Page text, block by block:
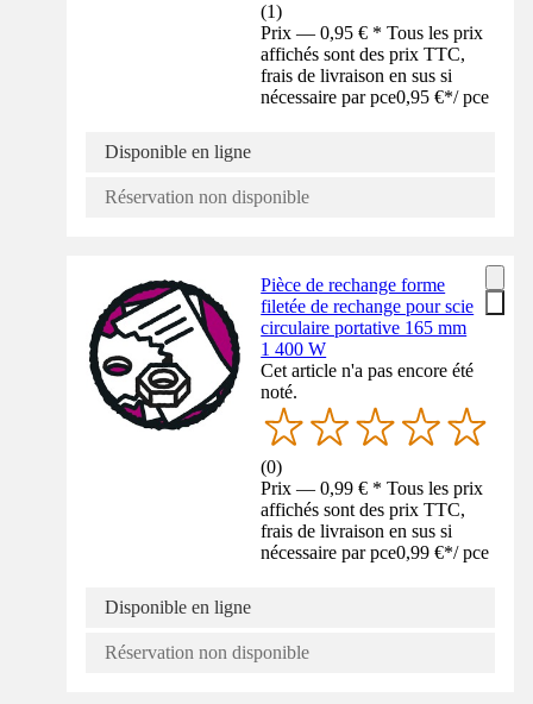
(1)
Prix — 0,95 € * Tous les prix
affichés sont des prix TTC,
frais de livraison en sus si
nécessaire par pce0,95 €*/ pce
Disponible en ligne
Réservation non disponible
Pièce de rechange forme
filetée de rechange pour scie
circulaire portative 165 mm
1 400 W
Cet article n'a pas encore été
noté.
(0)
Prix — 0,99 € * Tous les prix
affichés sont des prix TTC,
frais de livraison en sus si
nécessaire par pce0,99 €*/ pce
Disponible en ligne
Réservation non disponible